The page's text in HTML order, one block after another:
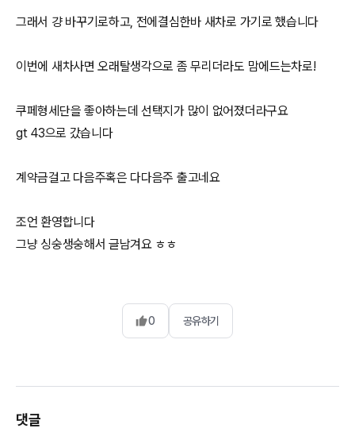
그래서 걍 바꾸기로하고, 전에결심한바 새차로 가기로 했습니다
이번에 새차사면 오래탈생각으로 좀 무리더라도 맘에드는차로!
쿠페형세단을 좋아하는데 선택지가 많이 없어졌더라구요
gt 43으로 갔습니다
계약금걸고 다음주혹은 다다음주 출고네요
조언 환영합니다
그냥 싱숭생숭해서 글남겨요 ㅎㅎ
0 공유하기
댓글